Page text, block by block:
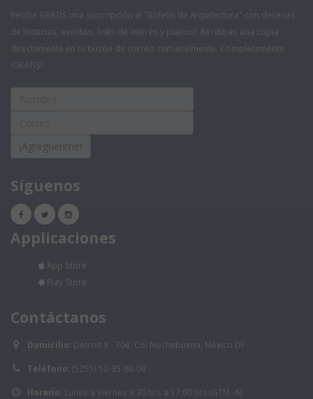
Recibe GRATIS una suscripción al "Boletín de Arquitectura" con decenas
de !noticias, eventos, links de interés y planos!. Recibirás una copia
directamente en tu buzón de correo semanalmente. Completamente
!GRATIS!
¡Agreguenme!
Síguenos
Applicaciones
App Store
Play Store
Contáctanos
Domicilio: Detroit 9 - 704, Col Nochebuena, México DF
Teléfono: (5255) 52-35-86-04
Horario: Lunes a Viernes 9:30 hrs a 17:00 hrs (GTM -6)